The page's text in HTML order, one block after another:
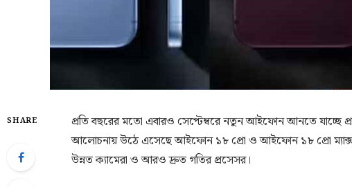
SHARE
প্রতি বছরের মতো এবারও সেপ্টেম্বরে নতুন আইফোন আনতে যাচ্ছে
আলোচনায় উঠে এসেছে আইফোন ১৮ প্রো ও আইফোন ১৮ প্রো ম্যাক্স।
উন্নত ক্যামেরা ও আরও দ্রুত গতির প্রসেসর।